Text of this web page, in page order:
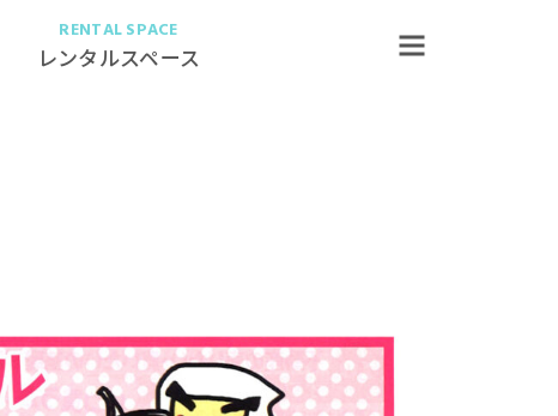
RENTAL SPACE
レンタルスペース